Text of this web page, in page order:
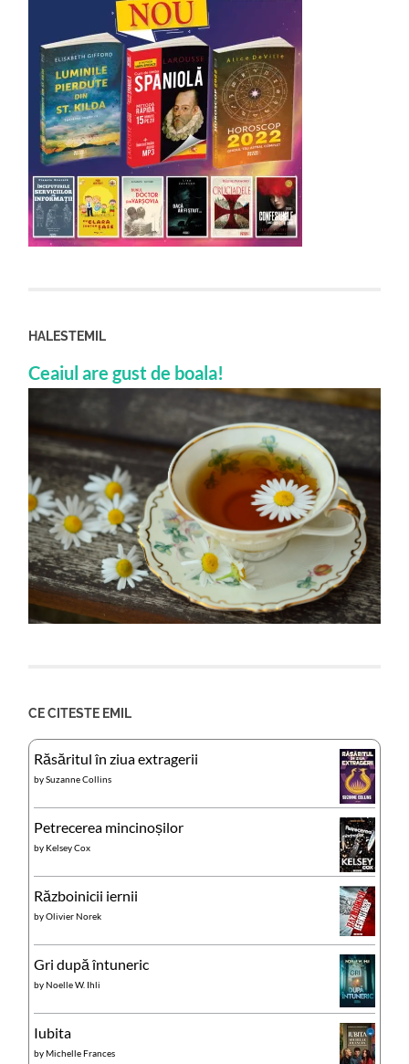
HALESTEMIL
Ceaiul are gust de boala!
CE CITESTE EMIL
Răsăritul în ziua extragerii
bySuzanne Collins
Petrecerea mincinoșilor
by Kelsey Cox
Războinicii iernii
byOlivier Norek
Gri după întuneric
byNoelle W. Ihli
Iubita
byMichelle Frances